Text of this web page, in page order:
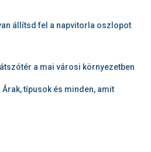
állítsd fel a napvitorla oszlopot
a mai városi környezetben
típusok és minden, amit